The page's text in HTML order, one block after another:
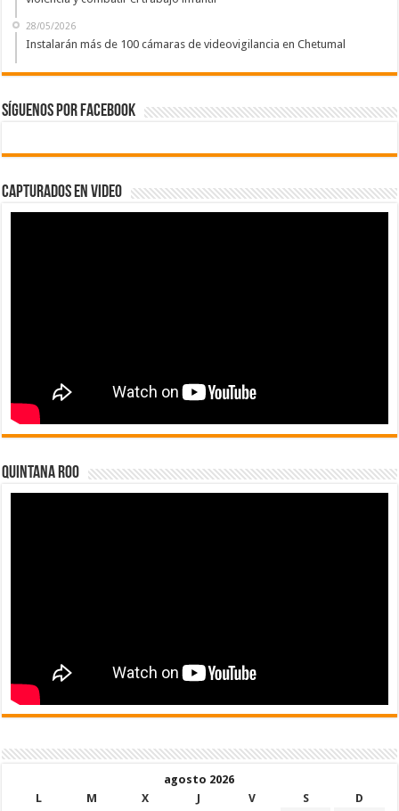
28/05/2026
Instalarán más de 100 cámaras de videovigilancia en Chetumal
Síguenos por Facebook
Capturados en Video
Quintana Roo
agosto 2026
L
M X J V S
D